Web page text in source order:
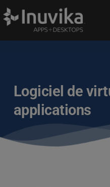
Logiciel de
applications